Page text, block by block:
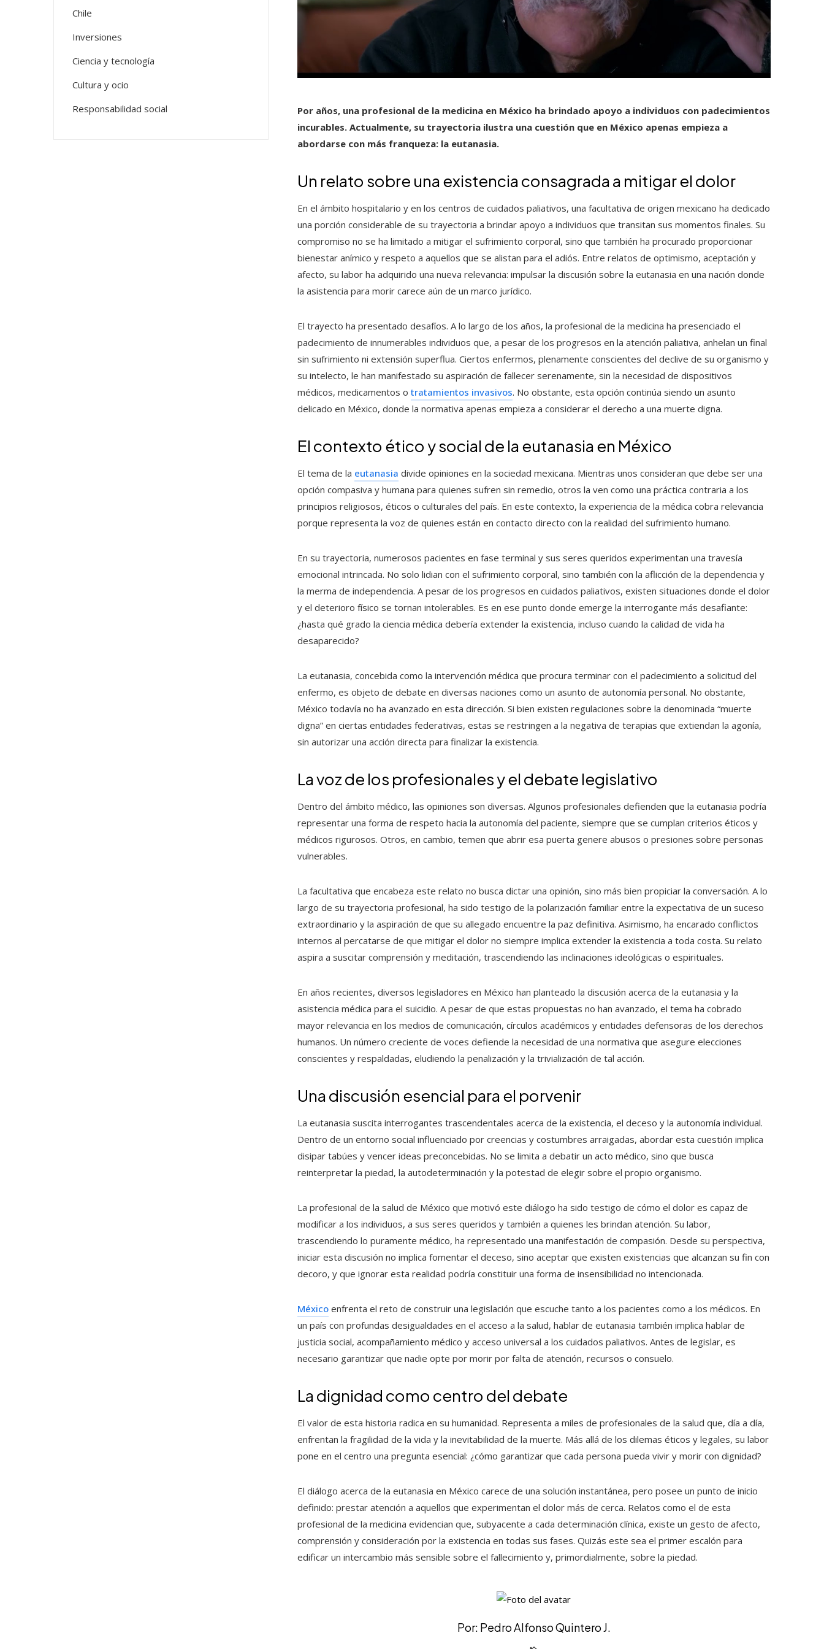
Por años, una profesional de la medicina en México ha brindado apoyo a individuos con padecimientos
incurables. Actualmente, su trayectoria ilustra una cuestión que en México apenas empieza a
abordarse con más franqueza: la eutanasia.
Un relato sobre una existencia consagrada a mitigar el dolor
En el ámbito hospitalario y en los centros de cuidados paliativos, una facultativa de origen mexicano ha dedicado
una porción considerable de su trayectoria a brindar apoyo a individuos que transitan sus momentos finales. Su
compromiso no se ha limitado a mitigar el sufrimiento corporal, sino que también ha procurado proporcionar
bienestar anímico y respeto a aquellos que se alistan para el adiós. Entre relatos de optimismo, aceptación y
afecto, su labor ha adquirido una nueva relevancia: impulsar la discusión sobre la eutanasia en una nación donde
la asistencia para morir carece aún de un marco jurídico.
El trayecto ha presentado desafíos. A lo largo de los años, la profesional de la medicina ha presenciado el
padecimiento de innumerables individuos que, a pesar de los progresos en la atención paliativa, anhelan un final
sin sufrimiento ni extensión superflua. Ciertos enfermos, plenamente conscientes del declive de su organismo y
su intelecto, le han manifestado su aspiración de fallecer serenamente, sin la necesidad de dispositivos
médicos, medicamentos o tratamientos invasivos. No obstante, esta opción continúa siendo un asunto
delicado en México, donde la normativa apenas empieza a considerar el derecho a una muerte digna.
El contexto ético y social de la eutanasia en México
El tema de la eutanasia divide opiniones en la sociedad mexicana. Mientras unos consideran que debe ser una
opción compasiva y humana para quienes sufren sin remedio, otros la ven como una práctica contraria a los
principios religiosos, éticos o culturales del país. En este contexto, la experiencia de la médica cobra relevancia
porque representa la voz de quienes están en contacto directo con la realidad del sufrimiento humano.
En su trayectoria, numerosos pacientes en fase terminal y sus seres queridos experimentan una travesía
emocional intrincada. No solo lidian con el sufrimiento corporal, sino también con la aflicción de la dependencia y
la merma de independencia. A pesar de los progresos en cuidados paliativos, existen situaciones donde el dolor
y el deterioro físico se tornan intolerables. Es en ese punto donde emerge la interrogante más desafiante:
¿hasta qué grado la ciencia médica debería extender la existencia, incluso cuando la calidad de vida ha
desaparecido?
La eutanasia, concebida como la intervención médica que procura terminar con el padecimiento a solicitud del
enfermo, es objeto de debate en diversas naciones como un asunto de autonomía personal. No obstante,
México todavía no ha avanzado en esta dirección. Si bien existen regulaciones sobre la denominada “muerte
digna” en ciertas entidades federativas, estas se restringen a la negativa de terapias que extiendan la agonía,
sin autorizar una acción directa para finalizar la existencia.
La voz de los profesionales y el debate legislativo
Dentro del ámbito médico, las opiniones son diversas. Algunos profesionales defienden que la eutanasia podría
representar una forma de respeto hacia la autonomía del paciente, siempre que se cumplan criterios éticos y
médicos rigurosos. Otros, en cambio, temen que abrir esa puerta genere abusos o presiones sobre personas
vulnerables.
La facultativa que encabeza este relato no busca dictar una opinión, sino más bien propiciar la conversación. A lo
largo de su trayectoria profesional, ha sido testigo de la polarización familiar entre la expectativa de un suceso
extraordinario y la aspiración de que su allegado encuentre la paz definitiva. Asimismo, ha encarado conflictos
internos al percatarse de que mitigar el dolor no siempre implica extender la existencia a toda costa. Su relato
aspira a suscitar comprensión y meditación, trascendiendo las inclinaciones ideológicas o espirituales.
En años recientes, diversos legisladores en México han planteado la discusión acerca de la eutanasia y la
asistencia médica para el suicidio. A pesar de que estas propuestas no han avanzado, el tema ha cobrado
mayor relevancia en los medios de comunicación, círculos académicos y entidades defensoras de los derechos
humanos. Un número creciente de voces defiende la necesidad de una normativa que asegure elecciones
conscientes y respaldadas, eludiendo la penalización y la trivialización de tal acción.
Una discusión esencial para el porvenir
La eutanasia suscita interrogantes trascendentales acerca de la existencia, el deceso y la autonomía individual.
Dentro de un entorno social influenciado por creencias y costumbres arraigadas, abordar esta cuestión implica
disipar tabúes y vencer ideas preconcebidas. No se limita a debatir un acto médico, sino que busca
reinterpretar la piedad, la autodeterminación y la potestad de elegir sobre el propio organismo.
La profesional de la salud de México que motivó este diálogo ha sido testigo de cómo el dolor es capaz de
modificar a los individuos, a sus seres queridos y también a quienes les brindan atención. Su labor,
trascendiendo lo puramente médico, ha representado una manifestación de compasión. Desde su perspectiva,
iniciar esta discusión no implica fomentar el deceso, sino aceptar que existen existencias que alcanzan su fin con
decoro, y que ignorar esta realidad podría constituir una forma de insensibilidad no intencionada.
Méxicoenfrenta el reto de construir una legislación que escuche tanto a los pacientes como a los médicos. En
un país con profundas desigualdades en el acceso a la salud, hablar de eutanasia también implica hablar de
justicia social, acompañamiento médico y acceso universal a los cuidados paliativos. Antes de legislar, es
necesario garantizar que nadie opte por morir por falta de atención, recursos o consuelo.
La dignidad como centro del debate
El valor de esta historia radica en su humanidad. Representa a miles de profesionales de la salud que, día a día,
enfrentan la fragilidad de la vida y la inevitabilidad de la muerte. Más allá de los dilemas éticos y legales, su labor
pone en el centro una pregunta esencial: ¿cómo garantizar que cada persona pueda vivir y morir con dignidad?
El diálogo acerca de la eutanasia en México carece de una solución instantánea, pero posee un punto de inicio
definido: prestar atención a aquellos que experimentan el dolor más de cerca. Relatos como el de esta
profesional de la medicina evidencian que, subyacente a cada determinación clínica, existe un gesto de afecto,
comprensión y consideración por la existencia en todas sus fases. Quizás este sea el primer escalón para
edificar un intercambio más sensible sobre el fallecimiento y, primordialmente, sobre la piedad.
Por: Pedro Alfonso Quintero J.
Chile
Inversiones
Ciencia y tecnología
Cultura y ocio
Responsabilidad social